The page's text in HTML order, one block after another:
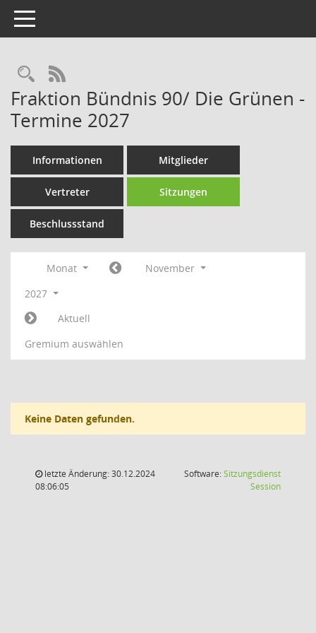
Toggle navigation
Rechercheauswahl
RSS-Feed
Fraktion Bündnis 90/ Die Grünen -
Termine 2027
Informationen Mitglieder
Vertreter Sitzungen
Beschlussstand
Monat
November
2027
Aktuell
Gremium auswählen
Keine Daten gefunden.
letzte Änderung: 30.12.2024
08:06:05
Software:Sitzungsdienst
Session(Wird in